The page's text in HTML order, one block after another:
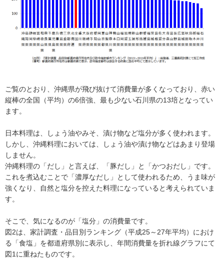
ご覧のとおり、沖縄県が飛び抜けて消費量が多くなっており、赤い
縦棒の全国（平均）の6倍強、最も少ない石川県の13培となってい
ます。
日本料理は、しょう油やみそ、漬け物など塩分が多く使われます。
しかし、沖縄料理においては、しょう油や漬け物などはあまり登場
しません。
沖縄料理の「だし」と言えば、「豚だし」と「かつおだし」です。
これを煮込むことで「濃厚なだし」として使われるため、うま味が
強くなり、自然と塩分を控えた料理になっていると考えられていま
す。
そこで、気になるのが「塩分」の消費量です。
図2は、家計調査・品目別ランキング（平成25～27年平均）におけ
る「食塩」を都道府県別に表示し、年間消費量を折れ線グラフにて
図1に重ねたものです。